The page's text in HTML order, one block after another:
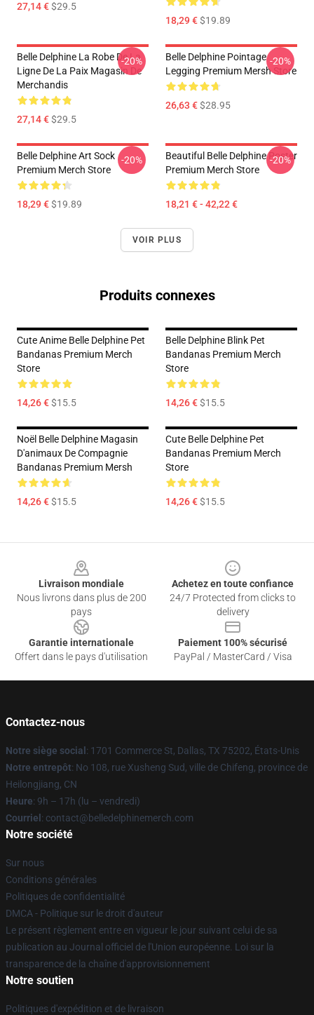
27,14 €$29.5
18,29 €$19.89
Belle Delphine La Robe De La
Ligne De La Paix Magasin De
Merchandis
27,14 €$29.5
-20%
Belle Delphine Pointage
Legging Premium Mersh Store
26,63 €$28.95
-20%
Belle Delphine Art Sock
Premium Merch Store
18,29 €$19.89
-20%
Beautiful Belle Delphine Poster
Premium Merch Store
18,21 € - 42,22 €
-20%
VOIR PLUS
Produits connexes
Cute Anime Belle Delphine Pet
Bandanas Premium Merch
Store
14,26 €$15.5
Belle Delphine Blink Pet
Bandanas Premium Merch
Store
14,26 €$15.5
Noël Belle Delphine Magasin
D'animaux De Compagnie
Bandanas Premium Mersh
14,26 €$15.5
Cute Belle Delphine Pet
Bandanas Premium Merch
Store
14,26 €$15.5
Livraison mondiale
Nous livrons dans plus de 200
pays
Achetez en toute confiance
24/7 Protected from clicks to
delivery
Garantie internationale
Offert dans le pays d'utilisation
Paiement 100% sécurisé
PayPal / MasterCard / Visa
Contactez-nous
Notre siège social : 1701 Commerce St, Dallas, TX 75202, États-Unis
Notre entrepôt: No 108, rue Xusheng Sud, ville de Chifeng, province de
Heilongjiang, CN
Heure: 9h – 17h (lu – vendredi)
Courriel : contact@belledelphinemerch.com
Notre société
Sur nous
Conditions générales
Politiques de confidentialité
DMCA - Politique sur le droit d'auteur
Le présent règlement entre en vigueur le jour suivant celui de sa
publication au Journal officiel de l'Union européenne. Loi sur la
transparence de la chaîne d'approvisionnement
Notre soutien
Politiques d'expédition et de livraison